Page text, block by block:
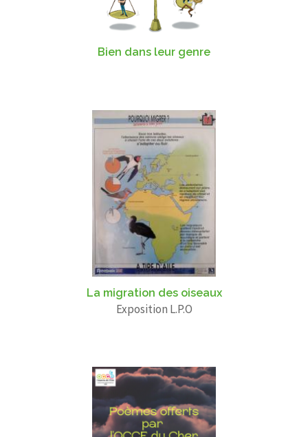
Bien dans leur genre
La migration des oiseaux
Exposition L.P.O